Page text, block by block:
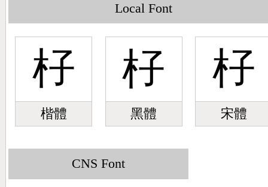
Pinyin Word Index
Local Font
杍
楷體
杍
黑體
杍
宋體
CNS Font